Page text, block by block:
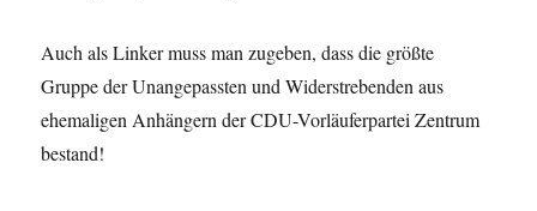
Auch als Linker muss man zugeben, dass die größte
Gruppe der Unangepassten und Widerstrebenden aus
ehemaligen Anhängern der CDU-Vorläuferpartei Zentrum
bestand!